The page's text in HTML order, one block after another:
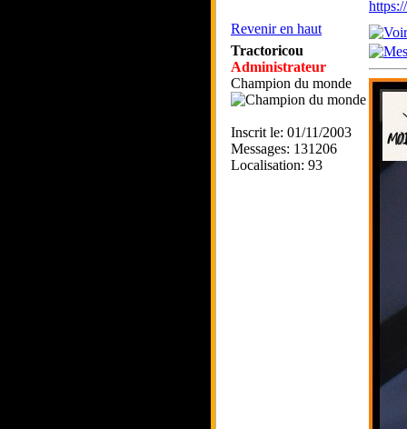
Revenir en haut
Tractoricou
Administrateur
Champion du monde
Inscrit le: 01/11/2003
Messages: 131206
Localisation: 93